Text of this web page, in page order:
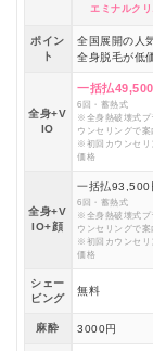
エミナルク
ポイン
ト
全国展開の人
全身脱毛が低
全身+V
IO
一括払
6回・蓄熱式
※全身熱破壊式プ
ウンセリングで案
※初回カウンセリ
価格
全身+V
IO+顔
一括払93,500
6回・蓄熱式
※全身熱破壊式プ
ウンセリングで案
※初回カウンセリ
価格
シェー
ビング
無料
麻酔 3000円